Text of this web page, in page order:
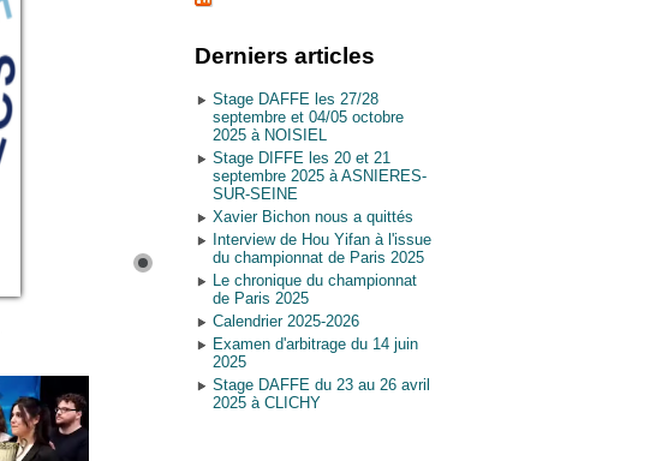
Derniers articles
Stage DAFFE les 27/28
septembre et 04/05 octobre
2025 à NOISIEL
Stage DIFFE les 20 et 21
septembre 2025 à ASNIERES-
SUR-SEINE
Xavier Bichon nous a quittés
Interview de Hou Yifan à l'issue
du championnat de Paris 2025
Le chronique du championnat
de Paris 2025
Calendrier 2025-2026
Examen d'arbitrage du 14 juin
2025
Stage DAFFE du 23 au 26 avril
2025 à CLICHY